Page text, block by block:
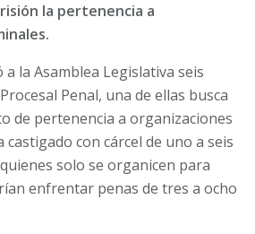
la pertenencia a
la Asamblea Legislativa seis
Penal, una de ellas busca
de pertenencia a organizaciones
castigado con cárcel de uno a seis
solo se organicen para
enfrentar penas de tres a ocho